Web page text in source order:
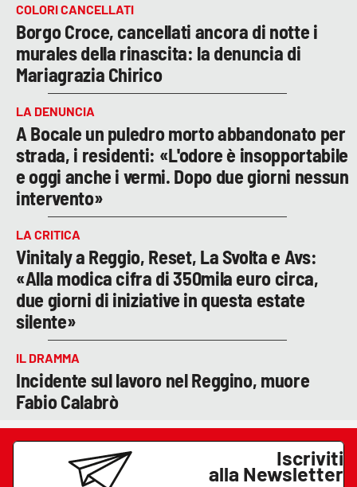
COLORI CANCELLATI
Borgo Croce, cancellati ancora di notte i
murales della rinascita: la denuncia di
Mariagrazia Chirico
LA DENUNCIA
A Bocale un puledro morto abbandonato per
strada, i residenti: «L'odore è insopportabile
e oggi anche i vermi. Dopo due giorni nessun
intervento»
LA CRITICA
Vinitaly a Reggio, Reset, La Svolta e Avs:
«Alla modica cifra di 350mila euro circa,
due giorni di iniziative in questa estate
silente»
IL DRAMMA
Incidente sul lavoro nel Reggino, muore
Fabio Calabrò
Iscriviti
alla Newsletter